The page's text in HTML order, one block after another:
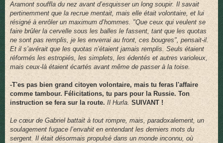
Aramont souffla du nez avant d’esquisser un long soupir. Il savait
pertinemment que la recrue mentait, mais elle était volontaire, et lui
résigné à enrôler un maximum d’hommes. "Que ceux qui veulent se
faire brûler la cervelle sous les balles le fassent, tant que les quotas
ne sont pas remplis, je les enverrai au front, ces bougres", pensait-il.
Et il s’avérait que les quotas n’étaient jamais remplis. Seuls étaient
réformés les estropiés, les simplets, les édentés et autres varioleux,
mais ceux-là étaient écartés avant même de passer à la toise.
-T'es pas bien grand citoyen volontaire, mais tu feras l'affaire
comme tambour. Félicitations, tu pars pour la Russie. Ton
instruction se fera sur la route. Il Hurla. SUIVANT !
Le cœur de Gabriel battait à tout rompre, mais, paradoxalement, un
soulagement fugace l’envahit en entendant les derniers mots du
sergent. Il était désormais propulsé dans un monde inconnu, où